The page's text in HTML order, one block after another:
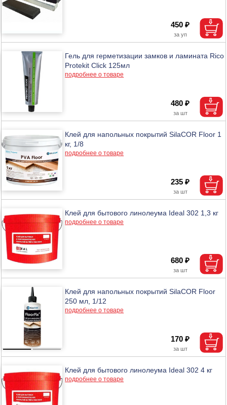
450 ₽
Гель для герметизации замков и ламината Rico
Protekit Click 125мл
подробнее о товаре
480 ₽
Клей для напольных покрытий SilaCOR Floor 1
кг, 1/8
подробнее о товаре
235 ₽
Клей для бытового линолеума Ideal 302 1,3 кг
подробнее о товаре
680 ₽
Клей для напольных покрытий SilaCOR Floor
250 мл, 1/12
подробнее о товаре
170 ₽
Клей для бытового линолеума Ideal 302 4 кг
подробнее о товаре